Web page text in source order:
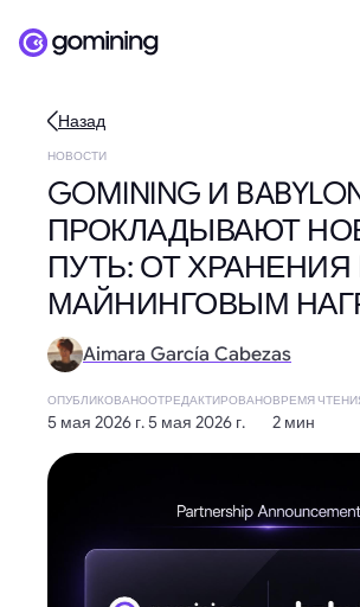
Назад
НОВОСТИ
GOMINING И
ПРОКЛАДЫВАЮТ
ПУТЬ: ОТ ХРАНЕНИЯ
МАЙНИНГОВЫМ
Aimara García Cabezas
ОПУБЛИКОВАНО
5 мая 2026 г.
ОТРЕДАКТИРОВАНО
5 мая 2026 г.
ВРЕМЯ
2 мин